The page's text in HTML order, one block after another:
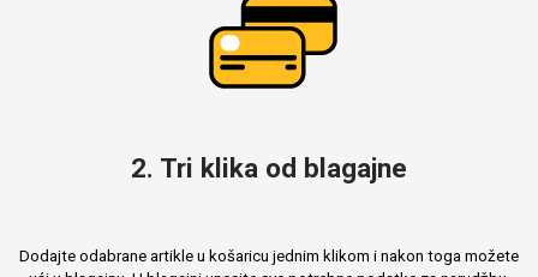
2. Tri klika od blagajne
Dodajte odabrane artikle u košaricu jednim klikom i nakon toga možete